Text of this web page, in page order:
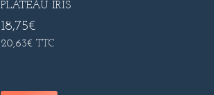
PLATEAU IRIS
18,75€
20,63€ TTC